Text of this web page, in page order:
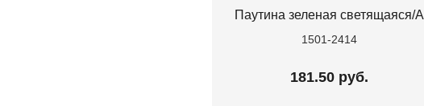
Паутина зеленая светящаяся/A
1501-2414
181.50 руб.